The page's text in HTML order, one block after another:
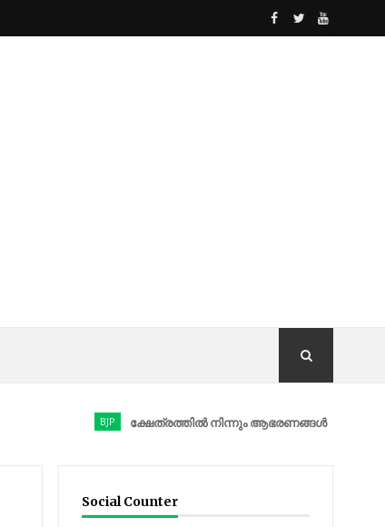
ക്ഷേത്രത്തിൽ നിന്നും ആഭരണങ്ങൾ കവർന്നു; ബിജെപി
Social Counter